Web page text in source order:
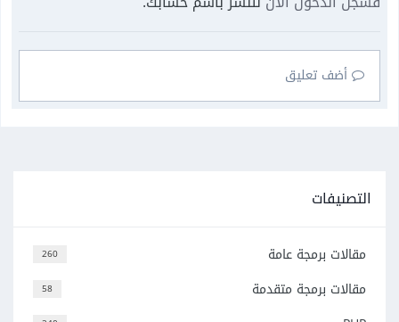
أضف تعليق
التصنيفات
260 مقالات برمجة عامة
58 مقالات برمجة متقدمة